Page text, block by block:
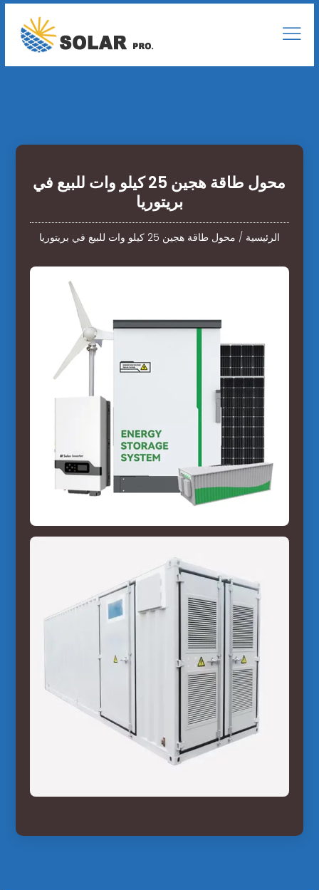
محول طاقة هجين 25 كيلو وات للبيع في
بريتوريا
الرئيسية / محول طاقة هجين 25 كيلو وات للبيع في بريتوريا